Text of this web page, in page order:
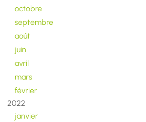
octobre
septembre
août
juin
avril
mars
février
2022
janvier